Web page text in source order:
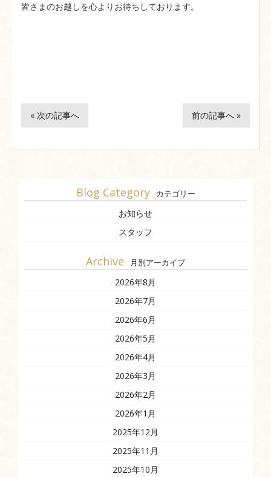
皆さまのお越しを心よりお待ちしております。
« 次の記事へ 前の記事へ »
Blog Category カテゴリー
お知らせ
スタッフ
Archive 月別アーカイブ
2026年8月
2026年7月
2026年6月
2026年5月
2026年4月
2026年3月
2026年2月
2026年1月
2025年12月
2025年11月
2025年10月